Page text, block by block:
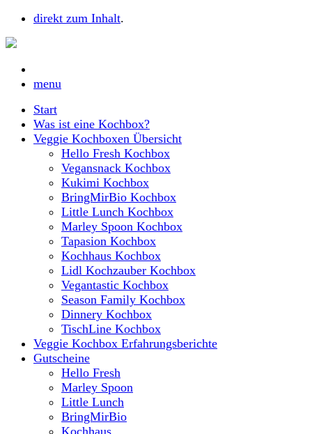
direkt zum Inhalt.
menu
Start
Was ist eine Kochbox?
Veggie Kochboxen Übersicht
Hello Fresh Kochbox
Vegansnack Kochbox
Kukimi Kochbox
BringMirBio Kochbox
Little Lunch Kochbox
Marley Spoon Kochbox
Tapasion Kochbox
Kochhaus Kochbox
Lidl Kochzauber Kochbox
Vegantastic Kochbox
Season Family Kochbox
Dinnery Kochbox
TischLine Kochbox
Veggie Kochbox Erfahrungsberichte
Gutscheine
Hello Fresh
Marley Spoon
Little Lunch
BringMirBio
Kochhaus